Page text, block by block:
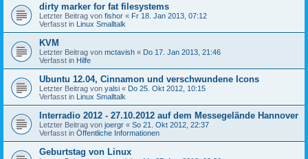
dirty marker for fat filesystems
Letzter Beitrag von fishor « Fr 18. Jan 2013, 07:12
Verfasst in Linux Smalltalk
KVM
Letzter Beitrag von mctavish « Do 17. Jan 2013, 21:46
Verfasst in Hilfe
Ubuntu 12.04, Cinnamon und verschwundene Icons
Letzter Beitrag von yalsi « Do 25. Okt 2012, 10:15
Verfasst in Linux Smalltalk
Interradio 2012 - 27.10.2012 auf dem Messegelände Hannover
Letzter Beitrag von joergr « So 21. Okt 2012, 22:37
Verfasst in Öffentliche Informationen
Geburtstag von Linux